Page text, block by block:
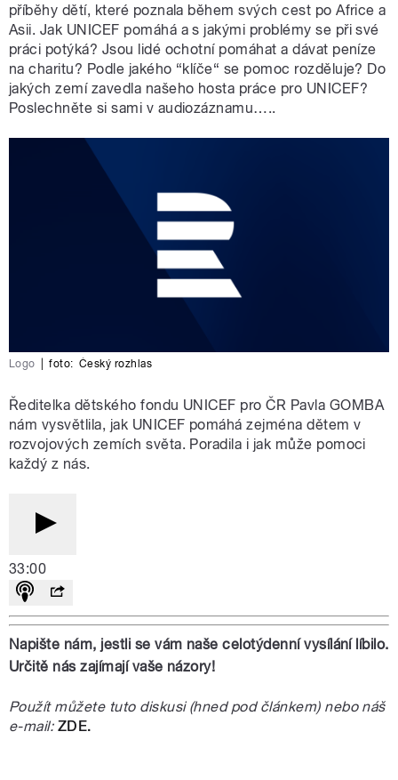
příběhy dětí, které poznala během svých cest po Africe a
Asii. Jak UNICEF pomáhá a s jakými problémy se při své
práci potýká? Jsou lidé ochotní pomáhat a dávat peníze
na charitu? Podle jakého “klíče“ se pomoc rozděluje? Do
jakých zemí zavedla našeho hosta práce pro UNICEF?
Poslechněte si sami v audiozáznamu…..
Logo foto: Český rozhlas
Ředitelka dětského fondu UNICEF pro ČR Pavla GOMBA
nám vysvětlila, jak UNICEF pomáhá zejména dětem v
rozvojových zemích světa. Poradila i jak může pomoci
každý z nás.
33:00
Napište nám, jestli se vám naše celotýdenní vysílání líbilo.
Určitě nás zajímají vaše názory!
Použít můžete tuto diskusi (hned pod článkem) nebo náš
e-mail: ZDE.